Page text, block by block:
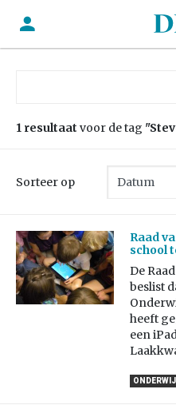
1 resultaat voor de tag
Sorteer op
Raad
school
De
beslist
heeft
een